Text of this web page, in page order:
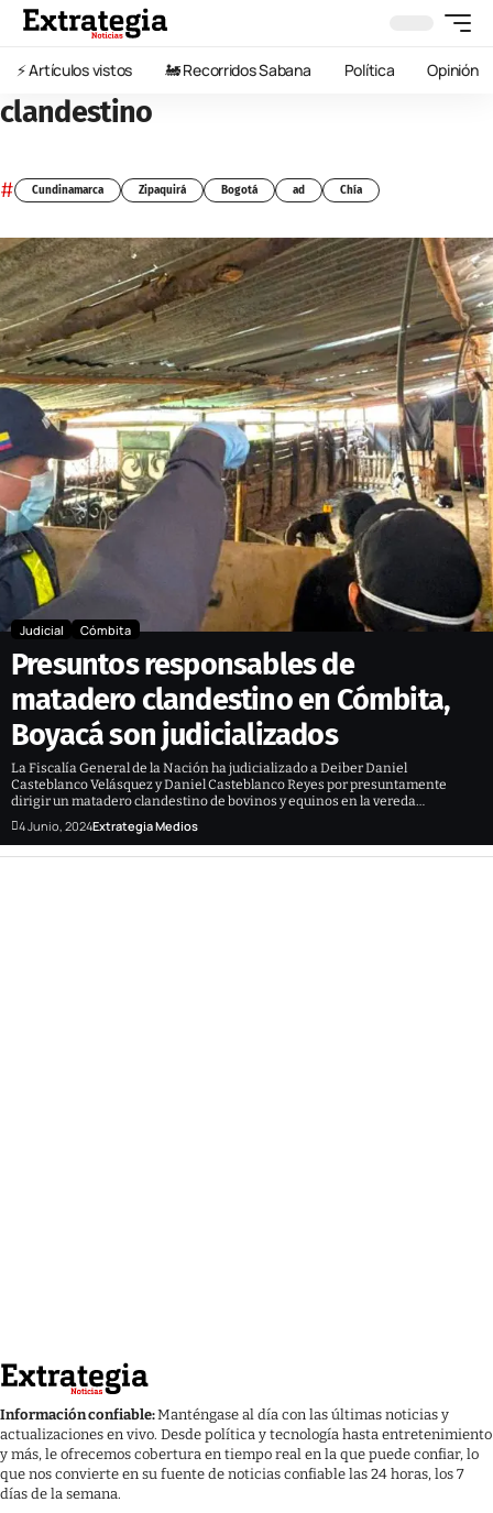
⚡️ Artículos vistos 🚂 Recorridos Sabana Política Opinión
clandestino
# Cundinamarca Zipaquirá Bogotá ad Chía
Judicial Cómbita
Presuntos responsables de
matadero clandestino en Cómbita,
Boyacá son judicializados
La Fiscalía General de la Nación ha judicializado a Deiber Daniel
Casteblanco Velásquez y Daniel Casteblanco Reyes por presuntamente
dirigir un matadero clandestino de bovinos y equinos en la vereda…
4 Junio, 2024Extrategia Medios
Información confiable:Manténgase al día con las últimas noticias y
actualizaciones en vivo. Desde política y tecnología hasta entretenimiento
y más, le ofrecemos cobertura en tiempo real en la que puede confiar, lo
que nos convierte en su fuente de noticias confiable las 24 horas, los 7
días de la semana.